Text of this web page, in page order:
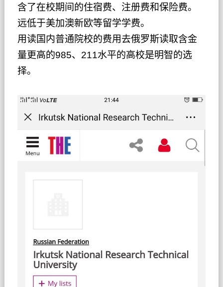
含了在校期间的住宿费、注册费和保险费。
远低于美加澳新欧等留学学费。
用读国内普通院校的费用去俄罗斯读取含金
量更高的985、211水平的高校是明智的选
择。